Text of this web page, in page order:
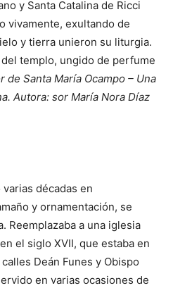
y Santa Catalina de Ricci
vivamente, exultando de
y tierra unieron su liturgia.
templo, ungido de perfume
de Santa María Ocampo – Una
Autora: sor María Nora Díaz
décadas en
y ornamentación, se
Reemplazaba a una iglesia
el siglo XVII, que estaba en
Deán Funes y Obispo
en varias ocasiones de